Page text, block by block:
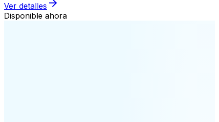
Ver detalles
Disponible ahora